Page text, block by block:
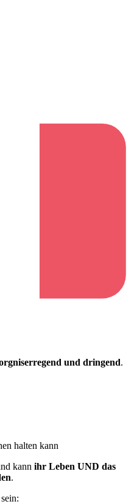
und dringend.
halten kann
kann ihr Leben UND das
.